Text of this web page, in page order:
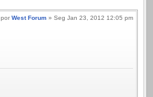
Mensagem
por West Forum » Seg Jan 23, 2012 12:05 pm